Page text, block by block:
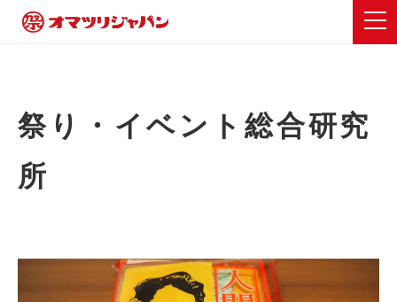
祭り・イベント総合研究
所